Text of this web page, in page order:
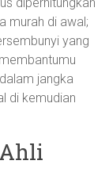
murah di awal;
yang
jangka
di kemudian